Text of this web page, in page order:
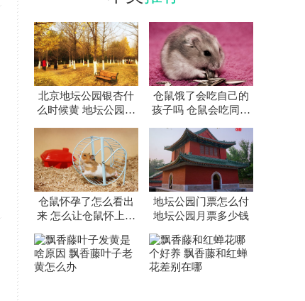
北京地坛公园银杏什
么时候黄 地坛公园银
仓鼠饿了会吃自己的
孩子吗 仓鼠会吃同伴
仓鼠怀孕了怎么看出
来 怎么让仓鼠怀上宝
地坛公园门票怎么付
地坛公园月票多少钱